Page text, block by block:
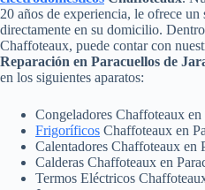
20 años de experiencia, le ofrece
directamente en su domicilio.
Chaffoteaux, puede contar con
Reparación en Paracuellos de
en los siguientes aparatos:
Congeladores Chaffoteaux en
Frigoríficos Chaffoteaux en
Calentadores Chaffoteaux en
Calderas Chaffoteaux en
Termos Eléctricos